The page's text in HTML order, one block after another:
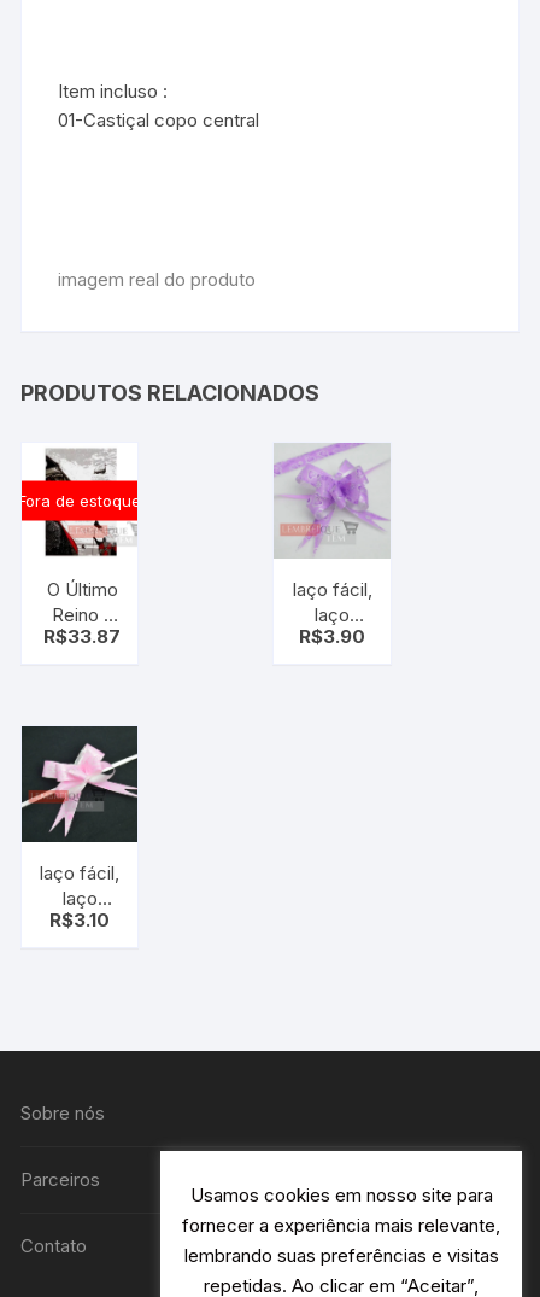
Item incluso :
01-Castiçal copo central
imagem real do produto
PRODUTOS RELACIONADOS
Fora de estoque
O Último
Reino –
Série
R$33.87
laço fácil,
laço
mágico,
R$3.90
laço fácil,
laço
mágico,
R$3.10
Sobre nós
Parceiros
Contato
Usamos cookies em nosso site para
fornecer a experiência mais relevante,
lembrando suas preferências e visitas
repetidas. Ao clicar em “Aceitar”,